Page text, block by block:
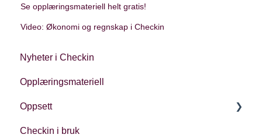
Se opplæringsmateriell helt gratis!
Video: Økonomi og regnskap i Checkin
Nyheter i Checkin
Opplæringsmateriell
Oppsett
Kontoinnstillinger
Checkin i bruk